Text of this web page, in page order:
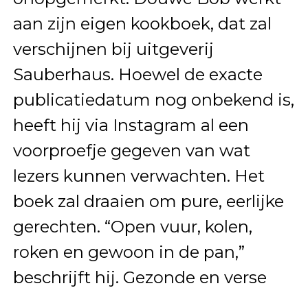
aan zijn eigen kookboek, dat zal
verschijnen bij uitgeverij
Sauberhaus. Hoewel de exacte
publicatiedatum nog onbekend is,
heeft hij via Instagram al een
voorproefje gegeven van wat
lezers kunnen verwachten. Het
boek zal draaien om pure, eerlijke
gerechten. “Open vuur, kolen,
roken en gewoon in de pan,”
beschrijft hij. Gezonde en verse